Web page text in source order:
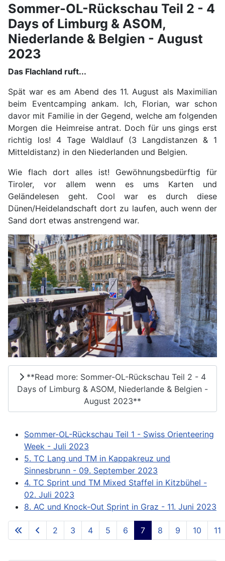
Sommer-OL-Rückschau Teil 2 - 4
Days of Limburg & ASOM,
Niederlande & Belgien - August
2023
Das Flachland ruft...
Spät war es am Abend des 11. August als Maximilian
beim Eventcamping ankam. Ich, Florian, war schon
davor mit Familie in der Gegend, welche am folgenden
Morgen die Heimreise antrat. Doch für uns gings erst
richtig los! 4 Tage Waldlauf (3 Langdistanzen & 1
Mitteldistanz) in den Niederlanden und Belgien.
Wie flach dort alles ist! Gewöhnungsbedürftig für
Tiroler, vor allem wenn es ums Karten und
Geländelesen geht. Cool war es durch diese
Dünen/Heidelandschaft dort zu laufen, auch wenn der
Sand dort etwas anstrengend war.
**Read more: Sommer-OL-Rückschau Teil 2 - 4
Days of Limburg & ASOM, Niederlande & Belgien -
August 2023**
Sommer-OL-Rückschau Teil 1 - Swiss Orienteering
Week - Juli 2023
5. TC Lang und TM in Kappakreuz und
Sinnesbrunn - 09. September 2023
4. TC Sprint und TM Mixed Staffel in Kitzbühel -
02. Juli 2023
8. AC und Knock-Out Sprint in Graz - 11. Juni 2023
**Page 7 of 73**
2 3 4 5 6 7 8 9 10 11